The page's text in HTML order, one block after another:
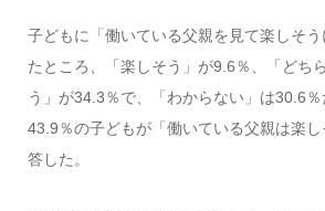
子どもに「働いている父親を見て楽しそ
たところ、「楽しそう」が9.6％、「どち
う」が34.3％で、「わからない」は30.6
43.9％の子どもが「働いている父親は楽
答した。